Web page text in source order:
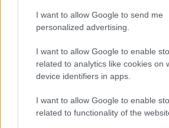
I want to allow Google to send me
personalized advertising.
I want to allow Google to enable
related to analytics like cookies on
device identifiers in apps.
I want to allow Google to enable
related to functionality of the